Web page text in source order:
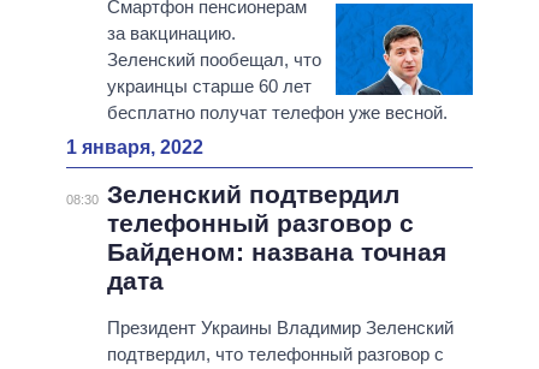
Смартфон пенсионерам
за вакцинацию.
Зеленский пообещал, что
украинцы старше 60 лет
бесплатно получат телефон уже весной.
1 января, 2022
08:30 Зеленский подтвердил
телефонный разговор с
Байденом: названа точная
дата
Президент Украины Владимир Зеленский
подтвердил, что телефонный разговор с